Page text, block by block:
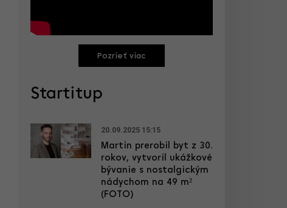
Pozrieť viac
Startitup
20.09.2025 15:15
Martin prerobil byt z 30.
rokov, vytvoril ukážkové
bývanie s nostalgickým
nádychom na 49 m²
(FOTO)